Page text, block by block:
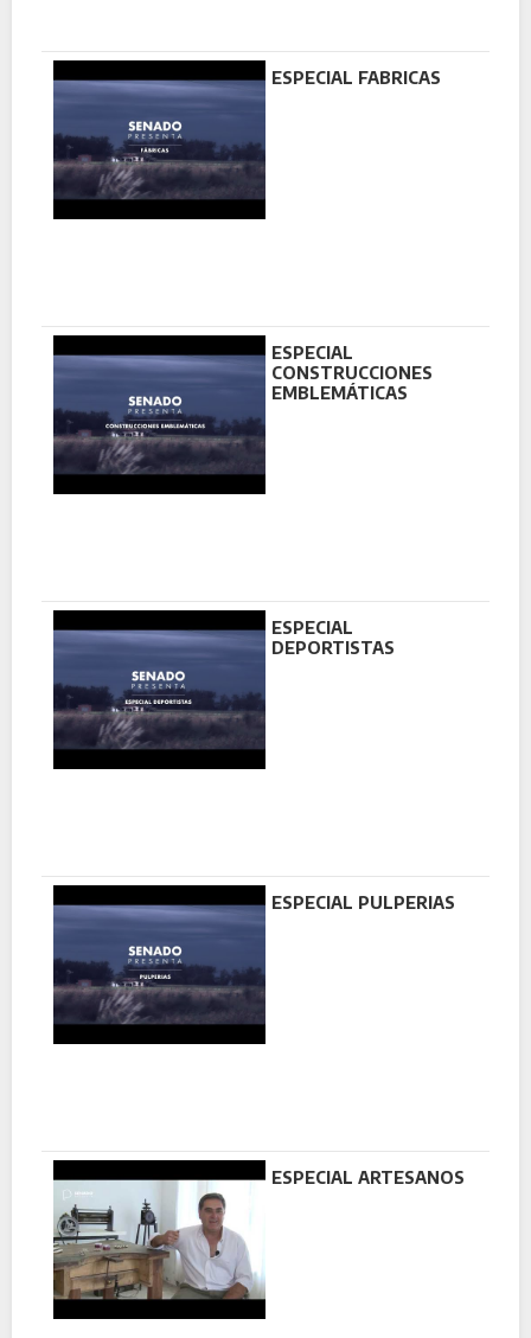
ESPECIAL FABRICAS
ESPECIAL
CONSTRUCCIONES
EMBLEMÁTICAS
ESPECIAL
DEPORTISTAS
ESPECIAL PULPERIAS
ESPECIAL ARTESANOS